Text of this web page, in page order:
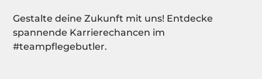
Gestalte deine Zukunft mit uns! Entdecke
spannende Karrierechancen im
#teampflegebutler.